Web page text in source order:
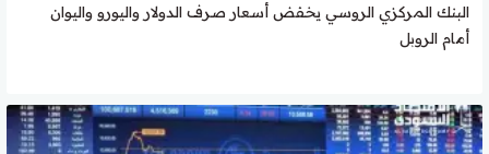
البنك المركزي الروسي يخفض أسعار صرف الدولار واليورو واليوان
أمام الروبل